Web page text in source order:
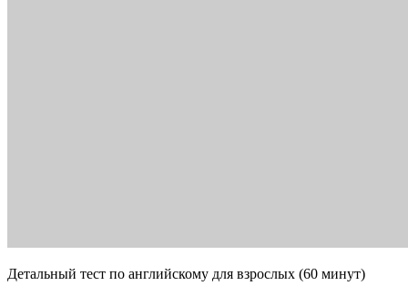
Детальный тест по английскому для взрослых (60 минут)